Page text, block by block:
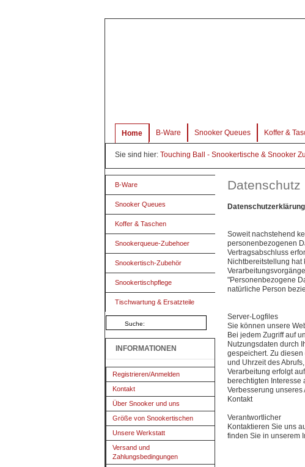
Home B-Ware Snooker Queues Koffer &
Sie sind hier: Touching Ball - Snookertische & Snooker
B-Ware
Snooker Queues
Koffer & Taschen
Snookerqueue-Zubehoer
Snookertisch-Zubehör
Snookertischpflege
Tischwartung & Ersatzteile
INFORMATIONEN
Registrieren/Anmelden
Kontakt
Über Snooker und uns
Größe von Snookertischen
Unsere Werkstatt
Versand und
Zahlungsbedingungen
Datenschutz
Datenschutzerklärung
Soweit nachstehend
personenbezogenen
Vertragsabschluss
Nichtbereitstellung
"Personenbezogene
natürliche Person
Server-Logfiles
Sie können unsere
Bei jedem Zugriff auf
Nutzungsdaten durch
gespeichert. Zu
und Uhrzeit des
Verarbeitung erfolgt
berechtigten Interesse
Verbesserung unseres
Kontakt
Verantwortlicher
Kontaktieren Sie uns
finden Sie in unserem